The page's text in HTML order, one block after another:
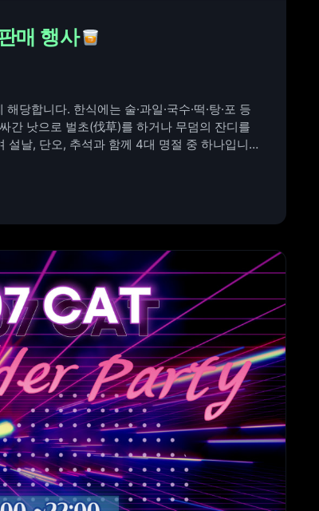
매 행사
합니다. 한식에는 술·과일·국수·떡·탕·포 등
간 낫으로 벌초(伐草)를 하거나 무덤의 잔디를
설날, 단오, 추석과 함께 4대 명절 중 하나입니